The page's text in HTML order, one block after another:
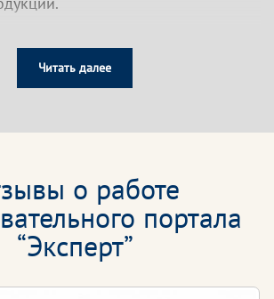
ответственность за сохранение
в связи с чем
компетенциям.
знаниями в области:
продуктов
продукции
Читать далее
о работе
портала
“Эксперт”